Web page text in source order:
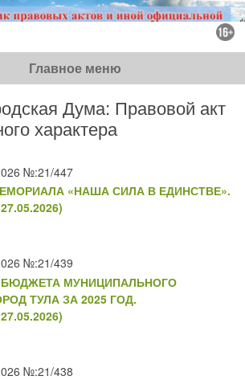
Главное меню
Дума: Правовой акт
характера
№:21/447
«НАША СИЛА В ЕДИНСТВЕ».
№:21/439
МУНИЦИПАЛЬНОГО
ТУЛА ЗА 2025 ГОД.
№:21/438